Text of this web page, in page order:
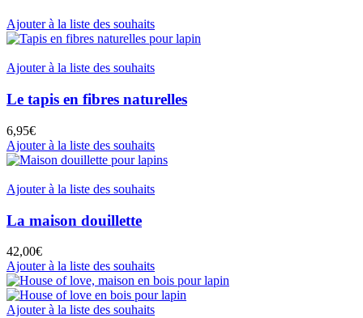
Ajouter à la liste des souhaits
Ajouter à la liste des souhaits
Le tapis en fibres naturelles
6,95€
Ajouter à la liste des souhaits
Ajouter à la liste des souhaits
La maison douillette
42,00€
Ajouter à la liste des souhaits
Ajouter à la liste des souhaits